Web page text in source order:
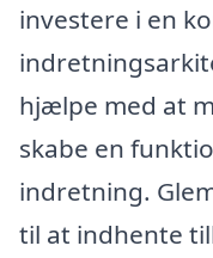
investere i en
hjælpe med at
skabe en
indretning.
til at indhente